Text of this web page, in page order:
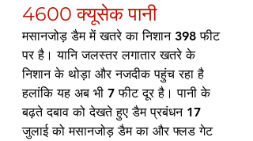
4600 क्यूसेक पानी
मसानजोड़ डैम में खतरे का निशान 398 फीट
पर है। यानि जलस्तर लगातार खतरे के
निशान के थोड़ा और नजदीक पहुंच रहा है
हलांकि यह अब भी 7 फीट दूर है। पानी के
बढ़ते दबाव को देखते हुए डैम प्रबंधन 17
जुलाई को मसानजोड़ डैम का और फ्लड गेट